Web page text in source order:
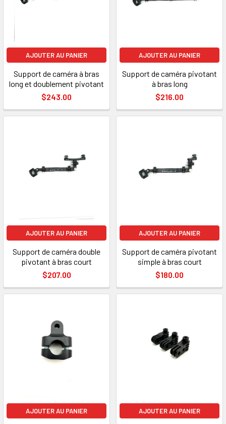
AJOUTER AU PANIER
Support de caméra à bras
long et doublement pivotant
$243.00
AJOUTER AU PANIER
Support de caméra pivotant
à bras long
$216.00
AJOUTER AU PANIER
Support de caméra double
pivotant à bras court
$207.00
AJOUTER AU PANIER
Support de caméra pivotant
simple à bras court
$180.00
AJOUTER AU PANIER AJOUTER AU PANIER